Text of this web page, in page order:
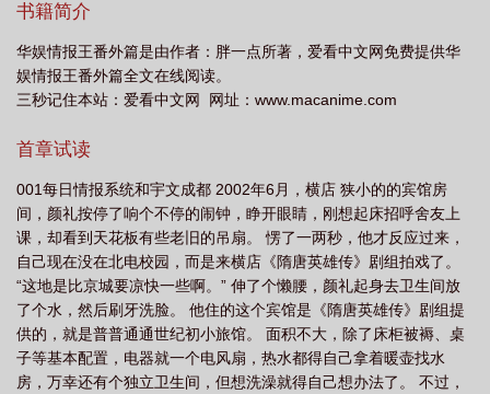
结 华娱免费阅读
艺 华娱官网 华娱情报王番外篇在线阅读
书籍简介
华娱情报王番外篇是由作者：胖一点所著，爱看中文网免费提供华
娱情报王番外篇全文在线阅读。
三秒记住本站：爱看中文网 网址：www.macanime.com
首章试读
001每日情报系统和宇文成都 2002年6月，横店 狭小的的宾馆房
间，颜礼按停了响个不停的闹钟，睁开眼睛，刚想起床招呼舍友上
课，却看到天花板有些老旧的吊扇。 愣了一两秒，他才反应过来，
自己现在没在北电校园，而是来横店《隋唐英雄传》剧组拍戏了。
“这地是比京城要凉快一些啊。” 伸了个懒腰，颜礼起身去卫生间放
了个水，然后刷牙洗脸。 他住的这个宾馆是《隋唐英雄传》剧组提
供的，就是普普通通世纪初小旅馆。 面积不大，除了床柜被褥、桌
子等基本配置，电器就一个电风扇，热水都得自己拿着暖壶找水
房，万幸还有个独立卫生间，但想洗澡就得自己想办法了。 不过，